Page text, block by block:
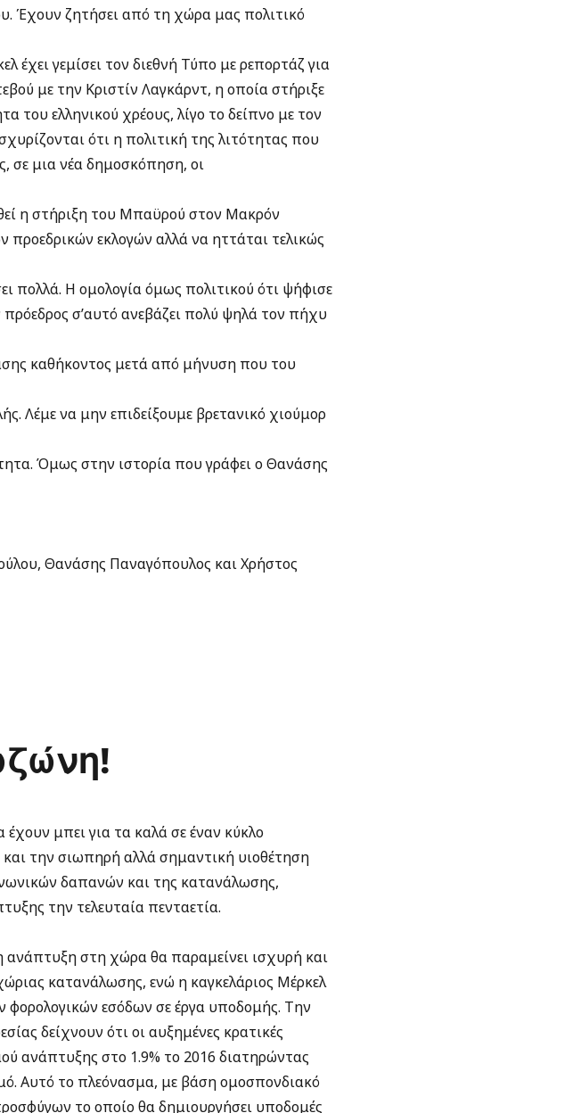
Έχουν ζητήσει από τη χώρα μας πολιτικό
έχει γεμίσει τον διεθνή Τύπο με ρεπορτάζ για
με την Κριστίν Λαγκάρντ, η οποία στήριξε
του ελληνικού χρέους, λίγο το δείπνο με τον
ότι η πολιτική της λιτότητας που
σε μια νέα δημοσκόπηση, οι
η στήριξη του Μπαϋρού στον Μακρόν
προεδρικών εκλογών αλλά να ηττάται τελικώς
πολλά. Η ομολογία όμως πολιτικού ότι ψήφισε
σ’αυτό ανεβάζει πολύ ψηλά τον πήχυ
καθήκοντος μετά από μήνυση που του
Λέμε να μην επιδείξουμε βρετανικό χιούμορ
Όμως στην ιστορία που γράφει ο Θανάσης
Θανάσης Παναγόπουλος και Χρήστος
μπει για τα καλά σε έναν κύκλο
την σιωπηρή αλλά σημαντική υιοθέτηση
δαπανών και της κατανάλωσης,
την τελευταία πενταετία.
ανάπτυξη στη χώρα θα παραμείνει ισχυρή και
κατανάλωσης, ενώ η καγκελάριος Μέρκελ
φορολογικών εσόδων σε έργα υποδομής. Την
δείχνουν ότι οι αυξημένες κρατικές
ανάπτυξης στο 1.9% το 2016 διατηρώντας
Αυτό το πλεόνασμα, με βάση ομοσπονδιακό
το οποίο θα δημιουργήσει υποδομές